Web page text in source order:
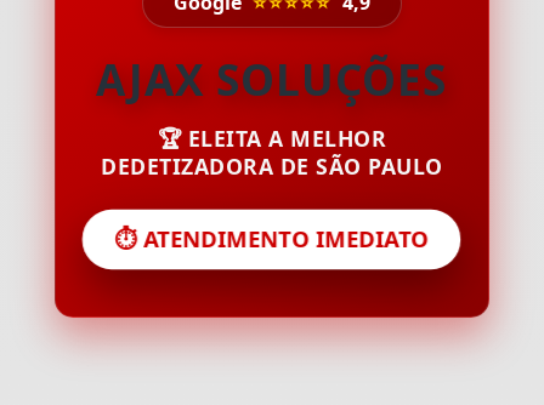
AJAX SOLUÇÕES
🏆 ELEITA A MELHOR
DEDETIZADORA DE SÃO PAULO
⏱️ ATENDIMENTO IMEDIATO